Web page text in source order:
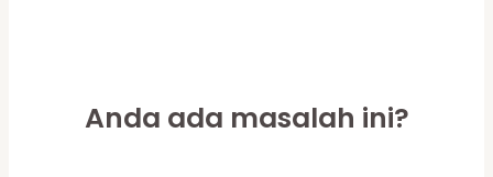
Anda ada masalah ini?